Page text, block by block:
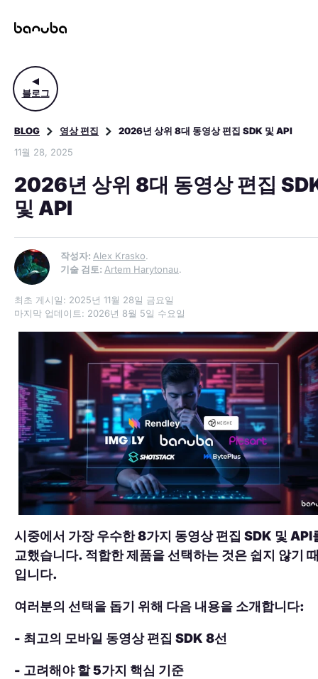
블로그
BLOG 영상 편집
2026년 상위 8대 동영상 편집 SDK 및 API
11월 28, 2025
2026년 상위 8대 동영상 편집
및 API
시중에서 가장 우수한 8가지 동영상 편집 SDK 및 API
교했습니다. 적합한 제품을 선택하는 것은 쉽지 않기
입니다.
여러분의 선택을 돕기 위해 다음 내용을 소개합니다:
- 최고의 모바일 동영상 편집 SDK 8선
- 고려해야 할 5가지 핵심 기준
작성자: Alex Krasko.
기술 검토: Artem Harytonau.
최초 게시일: 2025년 11월 28일 금요일
마지막 업데이트: 2026년 8월 5일 수요일